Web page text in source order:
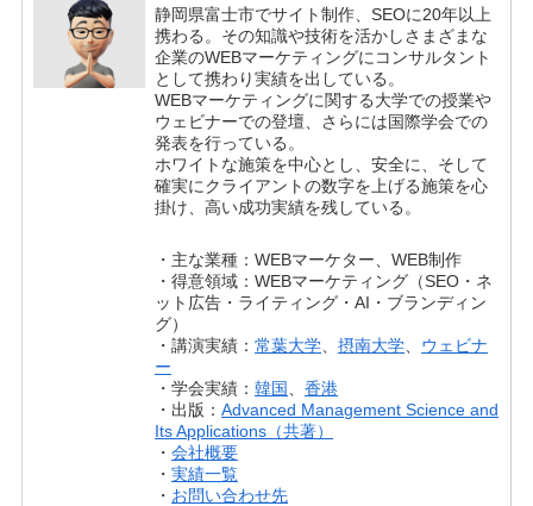
静岡県富士市でサイト制作、SEOに20年以上
携わる。その知識や技術を活かしさまざまな
企業のWEBマーケティングにコンサルタント
として携わり実績を出している。
WEBマーケティングに関する大学での授業や
ウェビナーでの登壇、さらには国際学会での
発表を行っている。
ホワイトな施策を中心とし、安全に、そして
確実にクライアントの数字を上げる施策を心
掛け、高い成功実績を残している。
・主な業種：WEBマーケター、WEB制作
・得意領域：WEBマーケティング（SEO・ネ
ット広告・ライティング・AI・ブランディン
グ）
・講演実績：常葉大学 、摂南大学
ウェビナ
ー
・学会実績：韓国 、香港
・出版：Advanced Management Science and
Its Applications（共著）
・会社概要
・実績一覧
・ お問い合わせ先